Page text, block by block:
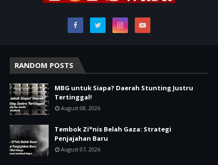
RANDOM POSTS
MBG untuk Siapa? Daerah Stunting Justru
Tertinggal!
August 08, 2026
Tembok Zi*nis Belah Gaza: Strategi
Penjajahan Baru
August 07, 2026